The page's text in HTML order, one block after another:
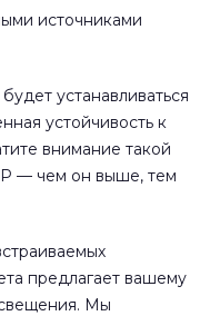
источниками
устанавливаться
устойчивость к
внимание такой
— чем он выше, тем
предлагает вашему
Мы